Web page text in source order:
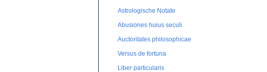
Astrologische Notate
Abusiones huius seculi
Auctoritates philosophicae
Versus de fortuna
Liber particularis